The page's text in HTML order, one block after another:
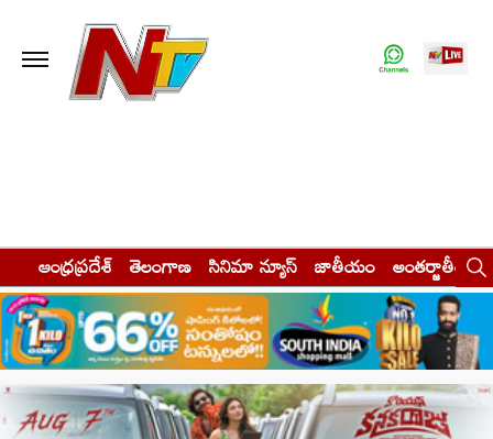
ఆంధ్రప్రదేశ్ తెలంగాణ సినిమా న్యూస్ జాతీయం అంతర్జాతీయం